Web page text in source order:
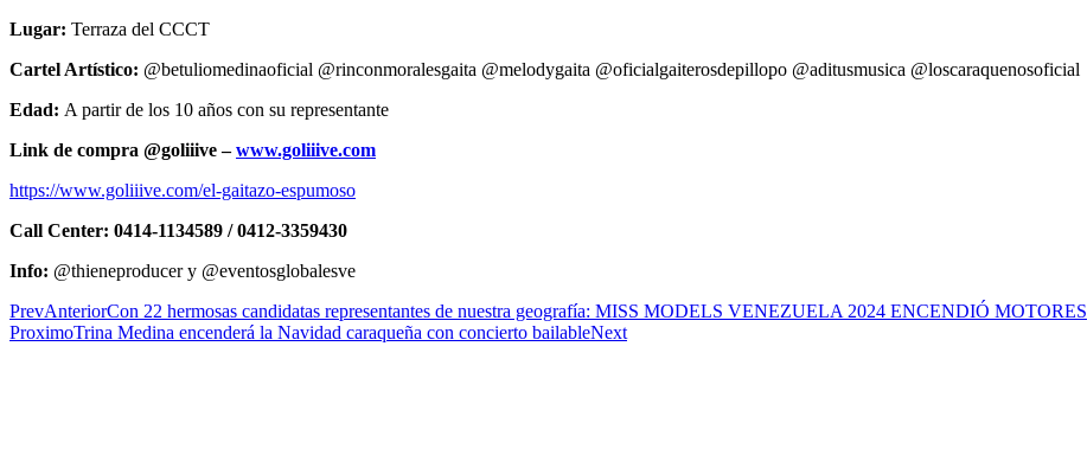
Lugar: Terraza del CCCT
Cartel Artístico: @betuliomedinaoficial @rinconmoralesgaita @melodygaita @oficialgaiterosdepillopo @aditusmusica @loscaraquenosoficial
Edad: A partir de los 10 años con su representante
Link de compra @goliiive –www.goliiive.com
https://www.goliiive.com/el-gaitazo-espumoso
Call Center: 0414-1134589 / 0412-3359430
Info: @thieneproducer y @eventosglobalesve
PrevAnteriorCon 22 hermosas candidatas representantes de nuestra geografía: MISS MODELS VENEZUELA 2024 ENCENDIÓ MOTORES
ProximoTrina Medina encenderá la Navidad caraqueña con concierto bailableNext